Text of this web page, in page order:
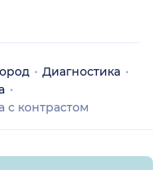
Диагностика
с контрастом